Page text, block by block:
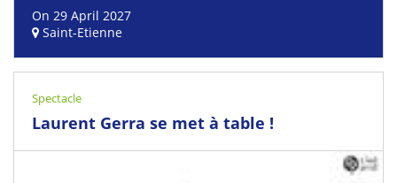
On 29 April 2027
Saint-Etienne
Spectacle
Laurent Gerra se met à table !